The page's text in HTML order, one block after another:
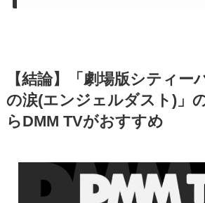
【結論】「劇場版シティー
の涙(エンジェルダスト)」
らDMM TVがおすすめ